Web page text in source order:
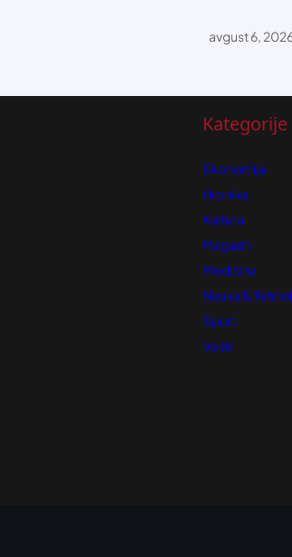
avgust 6,
Kategorije
Ekonomija
Hronika
Kultura
Magazin
Medicina
Nauka &
Sport
Vesti